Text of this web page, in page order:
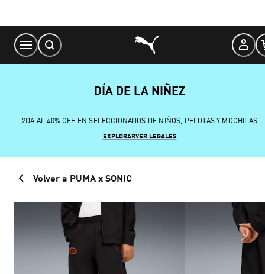
Content
DÍA DE LA NIÑEZ
2DA AL 40% OFF EN SELECCIONADOS DE NIÑOS, PELOTAS Y MOCHILAS
EXPLORARVER LEGALES
Volver a PUMA x SONIC